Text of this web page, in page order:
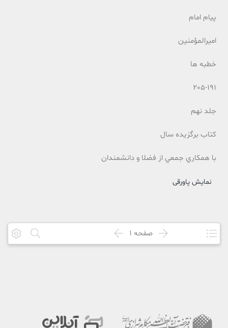
پيام امام
اميرالمؤمنين
خطبه ها
205-191
جلد نهم
کتاب برگزيده سال
با همکاري جمعي از فضلا و دانشمندان
نمایش پاورقی
صفحه 1